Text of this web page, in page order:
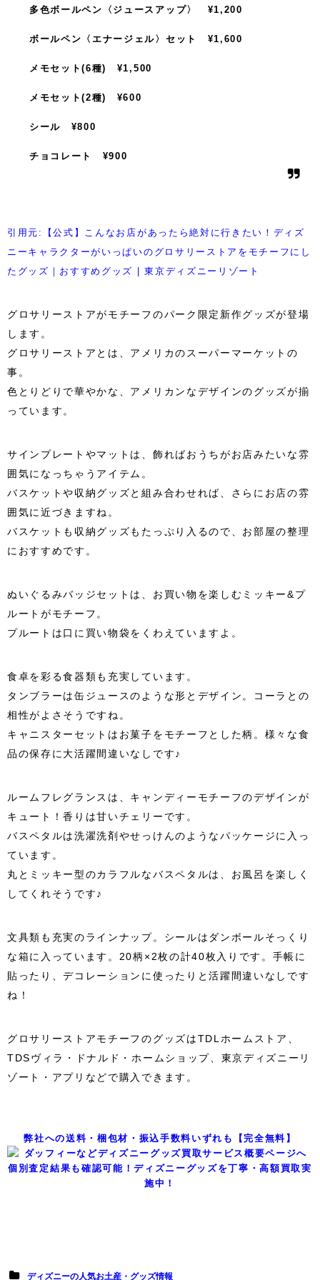
多色ボールペン〈ジュースアップ〉 ¥1,200
ボールペン〈エナージェル〉セット ¥1,600
メモセット(6種) ¥1,500
メモセット(2種) ¥600
シール ¥800
チョコレート ¥900
引用元:【公式】こんなお店があったら絶対に行きたい！ディズ
ニーキャラクターがいっぱいのグロサリーストアをモチーフにし
たグッズ｜おすすめグッズ | 東京ディズニーリゾート
グロサリーストアがモチーフのパーク限定新作グッズが登場
します。
グロサリーストアとは、アメリカのスーパーマーケットの
事。
色とりどりで華やかな、アメリカンなデザインのグッズが揃
っています。
サインプレートやマットは、飾ればおうちがお店みたいな雰
囲気になっちゃうアイテム。
バスケットや収納グッズと組み合わせれば、さらにお店の雰
囲気に近づきますね。
バスケットも収納グッズもたっぷり入るので、お部屋の整理
におすすめです。
ぬいぐるみバッジセットは、お買い物を楽しむミッキー&プ
ルートがモチーフ。
プルートは口に買い物袋をくわえていますよ。
食卓を彩る食器類も充実しています。
タンブラーは缶ジュースのような形とデザイン。コーラとの
相性がよさそうですね。
キャニスターセットはお菓子をモチーフとした柄。様々な食
品の保存に大活躍間違いなしです♪
ルームフレグランスは、キャンディーモチーフのデザインが
キュート！香りは甘いチェリーです。
バスペタルは洗濯洗剤やせっけんのようなパッケージに入っ
ています。
丸とミッキー型のカラフルなバスペタルは、お風呂を楽しく
してくれそうです♪
文具類も充実のラインナップ。シールはダンボールそっくり
な箱に入っています。20柄×2枚の計40枚入りです。手帳に
貼ったり、デコレーションに使ったりと活躍間違いなしです
ね！
グロサリーストアモチーフのグッズはTDLホームストア、
TDSヴィラ・ドナルド・ホームショップ、東京ディズニーリ
ゾート・アプリなどで購入できます。
弊社への送料・梱包材・振込手数料いずれも【完全無料】
個別査定結果も確認可能！ディズニーグッズを丁寧・高額買取実
施中！
ディズニーの人気お土産・グッズ情報